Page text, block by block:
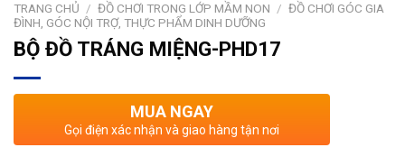
TRANG CHỦ / ĐỒ CHƠI TRONG LỚP MẦM NON / ĐỒ CHƠI GÓC GIA
ĐÌNH, GÓC NỘI TRỢ, THỰC PHẨM DINH DƯỠNG
BỘ ĐỒ TRÁNG MIỆNG-PHD17
MUA NGAY
Gọi điện xác nhận và giao hàng tận nơi